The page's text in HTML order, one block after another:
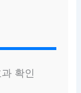
확인